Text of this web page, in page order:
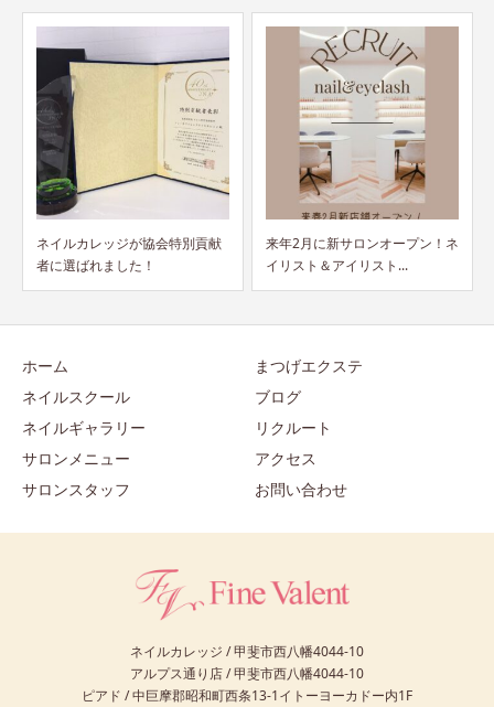
来年2月に新サロンオープン！ネ
イリスト＆アイリスト...
パリジェンヌラッシュリフト&
まつ毛パーマ...
ホーム
ネイルスクール
ネイルギャラリー
サロンメニュー
サロンスタッフ
まつげエクステ
ブログ
リクルート
アクセス
お問い合わせ
ネイルカレッジ / 甲斐市西八幡4044-10
アルプス通り店 / 甲斐市西八幡4044-10
ピアド / 中巨摩郡昭和町西条13-1イトーヨーカドー内1F